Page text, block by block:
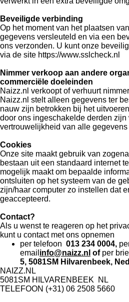
Beveiligde verbinding
Op het moment van het plaatsen
gegevens versleuteld en via een
ons verzonden. U kunt onze
via de site https://www.sslcheck.nl
Nimmer verkoop aan andere
commercië le doeleinden
Naizz.nl verkoopt of verhuurt
Naizz.nl stelt alleen gegevens ter
nauw zijn betrokken bij het
door ons ingeschakelde derden zijn
vertrouwelijkheid van alle gegevens
Cookies
Onze site maakt gebruik van
bestaan uit een standaard internet
mogelijk maakt om bepaalde
ontsluiten op het systeem van de
zijn/haar computer zo instellen dat
geaccepteerd.
Contact?
Als u wenst te reageren op het
kunt u contact met ons opnemen
per telefoon 013 234 0004,
email info@naizz.nl of per
5, 5081SM Hilvarenbeek,
NAIZZ.NL
5081SM HILVARENBEEK NL
TELEFOON (+31) 06 2508 5660